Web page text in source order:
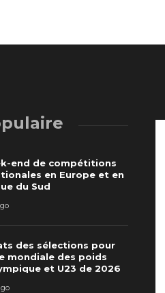
end de compétitions
en Europe et en
du Sud
des sélections pour
mondiale des poids
et U23 de 2026